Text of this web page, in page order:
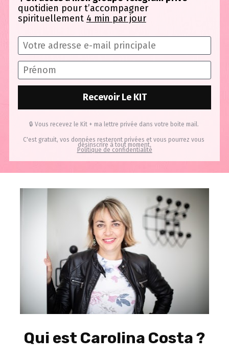
quotidien pour t’accompagner
spirituellement 4 min par jour
Recevoir Le KIT
🔒 Vous recevez le Kit + ma lettre privée dans votre boite mail.
C'est gratuit, vos données resteront privées et vous pourrez vous
désinscrire à tout moment.
Politique de confidentialité
Qui est Carolina Costa ?